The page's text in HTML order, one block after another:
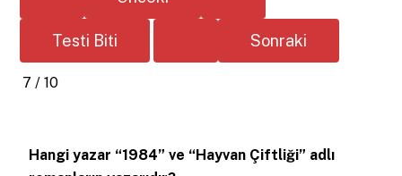
7 / 10
Hangi yazar “1984” ve “Hayvan Çiftliği” adlı